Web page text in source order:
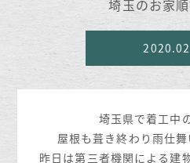
埼玉のお家
埼玉県で着工中
屋根も葺き終わり雨仕舞
昨日は第三者機関による建